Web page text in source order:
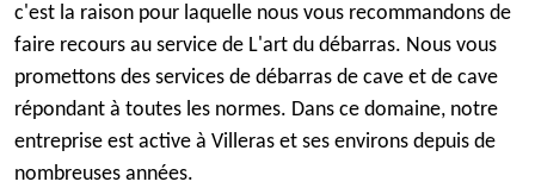
c'est la raison pour laquelle nous vous recommandons de
faire recours au service de L'art du débarras. Nous vous
promettons des services de débarras de cave et de cave
répondant à toutes les normes. Dans ce domaine, notre
entreprise est active à Villeras et ses environs depuis de
nombreuses années.